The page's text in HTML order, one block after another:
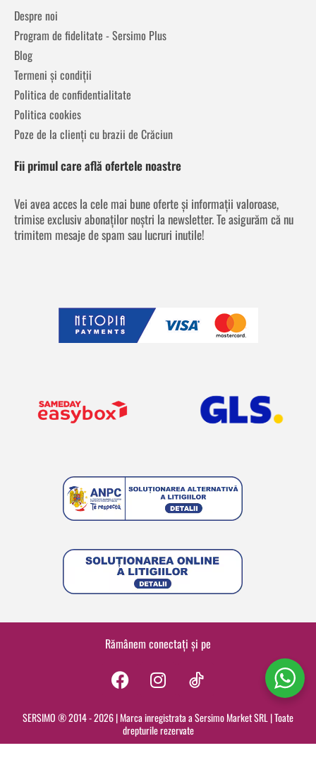
Despre noi
Program de fidelitate - Sersimo Plus
Blog
Termeni și condiții
Politica de confidentialitate
Politica cookies
Poze de la clienți cu brazii de Crăciun
Fii primul care află ofertele noastre
Vei avea acces la cele mai bune oferte și informații valoroase,
trimise exclusiv abonaților noștri la newsletter. Te asigurăm că nu
trimitem mesaje de spam sau lucruri inutile!
Rămânem conectați și pe
F
c
e
I
s
t
SERSIMO ® 2014 - 2026 | Marca inregistrata a Sersimo Market SRL | Toate
drepturile rezervate